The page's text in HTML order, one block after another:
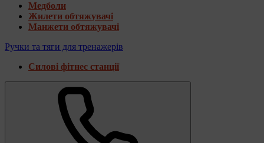
Медболи
Жилети обтяжувачі
Манжети обтяжувачі
Ручки та тяги для тренажерів
Силові фітнес станції